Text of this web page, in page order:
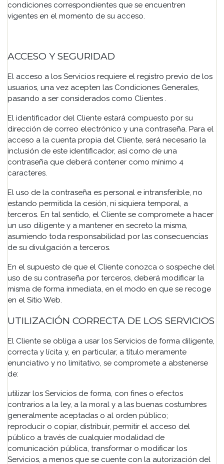
condiciones correspondientes que se encuentren
vigentes en el momento de su acceso.
ACCESO Y SEGURIDAD
El acceso a los Servicios requiere el registro previo de los
usuarios, una vez acepten las Condiciones Generales,
pasando a ser considerados como Clientes .
El identificador del Cliente estará compuesto por su
dirección de correo electrónico y una contraseña. Para el
acceso a la cuenta propia del Cliente, será necesario la
inclusión de este identificador, así como de una
contraseña que deberá contener como mínimo 4
caracteres.
El uso de la contraseña es personal e intransferible, no
estando permitida la cesión, ni siquiera temporal, a
terceros. En tal sentido, el Cliente se compromete a hacer
un uso diligente y a mantener en secreto la misma,
asumiendo toda responsabilidad por las consecuencias
de su divulgación a terceros.
En el supuesto de que el Cliente conozca o sospeche del
uso de su contraseña por terceros, deberá modificar la
misma de forma inmediata, en el modo en que se recoge
en el Sitio Web.
UTILIZACIÓN CORRECTA DE LOS SERVICIOS
El Cliente se obliga a usar los Servicios de forma diligente,
correcta y lícita y, en particular, a título meramente
enunciativo y no limitativo, se compromete a abstenerse
de:
utilizar los Servicios de forma, con fines o efectos
contrarios a la ley, a la moral y a las buenas costumbres
generalmente aceptadas o al orden público;
reproducir o copiar, distribuir, permitir el acceso del
público a través de cualquier modalidad de
comunicación pública, transformar o modificar los
Servicios, a menos que se cuente con la autorización del